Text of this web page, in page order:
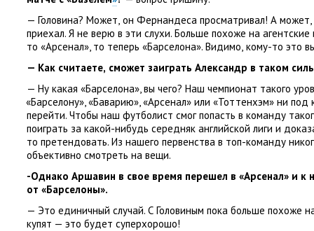
— Головина? Может, он Фернандеса просматривал! А может,
приехал. Я не верю в эти слухи. Больше похоже на
то «Арсенал», то теперь «Барселона». Видимо, кому-то это
— Как считаете, сможет заиграть Александр в таком
— Ну какая «Барселона», вы чего? Наш чемпионат такого
«Барселону», «Баварию», «Арсенал» или «Тоттенхэм» ни под
перейти. Чтобы наш футболист смог попасть в команду
поиграть за какой-нибудь середняк английской лиги и
то претендовать. Из нашего первенства в топ-команду
объективно смотреть на вещи.
-Однако Аршавин в свое время перешел в «Арсенал» и к
от «Барселоны».
— Это единичный случай. С Головиным пока больше похоже
купят — это будет суперхорошо!